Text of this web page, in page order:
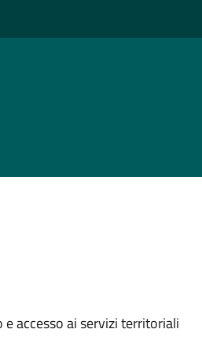
accesso ai servizi territoriali